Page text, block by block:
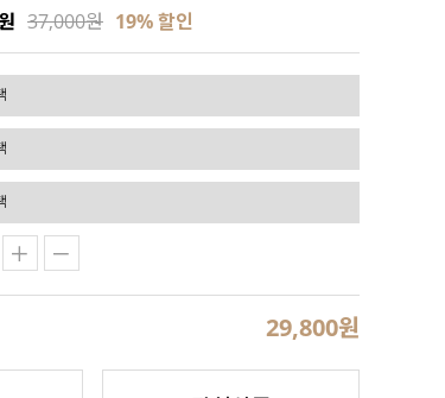
37,000원 19% 할인
29,800원